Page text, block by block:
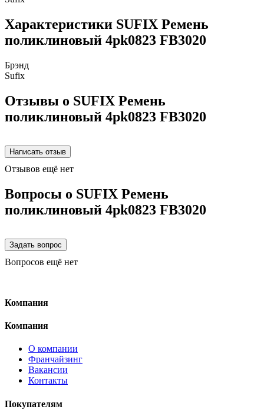
Характеристики SUFIX Ремень
поликлиновый 4pk0823 FB3020
Брэнд
Sufix
Отзывы о SUFIX Ремень
поликлиновый 4pk0823 FB3020
Отзывов ещё нет
Вопросы о SUFIX Ремень
поликлиновый 4pk0823 FB3020
Вопросов ещё нет
Компания
Компания
О компании
Франчайзинг
Вакансии
Контакты
Покупателям